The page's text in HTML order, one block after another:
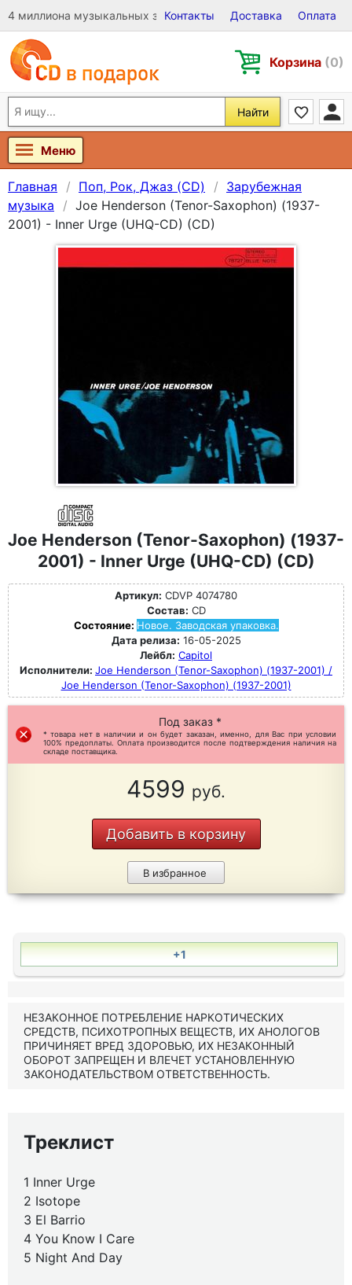
4 миллиона музыкальных записей на Виниле, CD и DVD
Контакты Доставка Оплата
Корзина (0)
Найти
Меню
Главная Поп, Рок, Джаз (CD)
Зарубежная
музыка
Joe Henderson (Tenor-Saxophon) (1937-
2001) - Inner Urge (UHQ-CD) (CD)
Joe Henderson (Tenor-Saxophon) (1937-
2001) - Inner Urge (UHQ-CD) (CD)
Артикул: CDVP 4074780
Состав: CD
Состояние: Новое. Заводская упаковка.
Дата релиза: 16-05-2025
Лейбл: Capitol
Исполнители: Joe Henderson (Tenor-Saxophon) (1937-2001) /
Joe Henderson (Tenor-Saxophon) (1937-2001)
Под заказ *
* товара нет в наличии и он будет заказан, именно, для Вас при условии
100% предоплаты. Оплата производится после подтверждения наличия на
складе поставщика.
4599 руб.
Добавить в корзину
В избранное
+1
НЕЗАКОННОЕ ПОТРЕБЛЕНИЕ НАРКОТИЧЕСКИХ
СРЕДСТВ, ПСИХОТРОПНЫХ ВЕЩЕСТВ, ИХ АНОЛОГОВ
ПРИЧИНЯЕТ ВРЕД ЗДОРОВЬЮ, ИХ НЕЗАКОННЫЙ
ОБОРОТ ЗАПРЕЩЕН И ВЛЕЧЕТ УСТАНОВЛЕННУЮ
ЗАКОНОДАТЕЛЬСТВОМ ОТВЕТСТВЕННОСТЬ.
Треклист
1 Inner Urge
2 Isotope
3 El Barrio
4 You Know I Care
5 Night And Day